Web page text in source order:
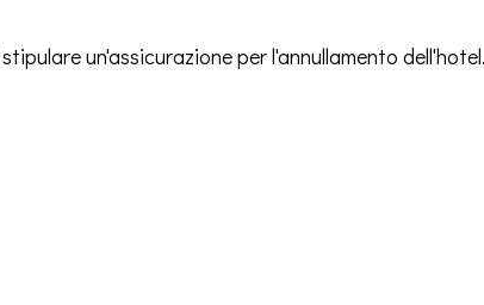
un'assicurazione per l'annullamento dell'hotel.